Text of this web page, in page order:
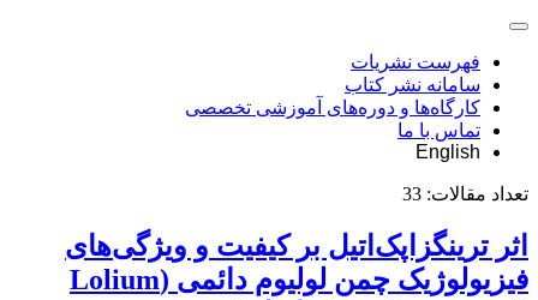
فهرست نشریات
سامانه نشر کتاب
کارگاه‌ها و دوره‌های آموزشی تخصصی
تماس با ما
English
تعداد مقالات: 33
اثر ترینگزاپک‌اتیل بر کیفیت و ویژگی‌های
فیزیولوژیک چمن لولیوم دائمی (Lolium